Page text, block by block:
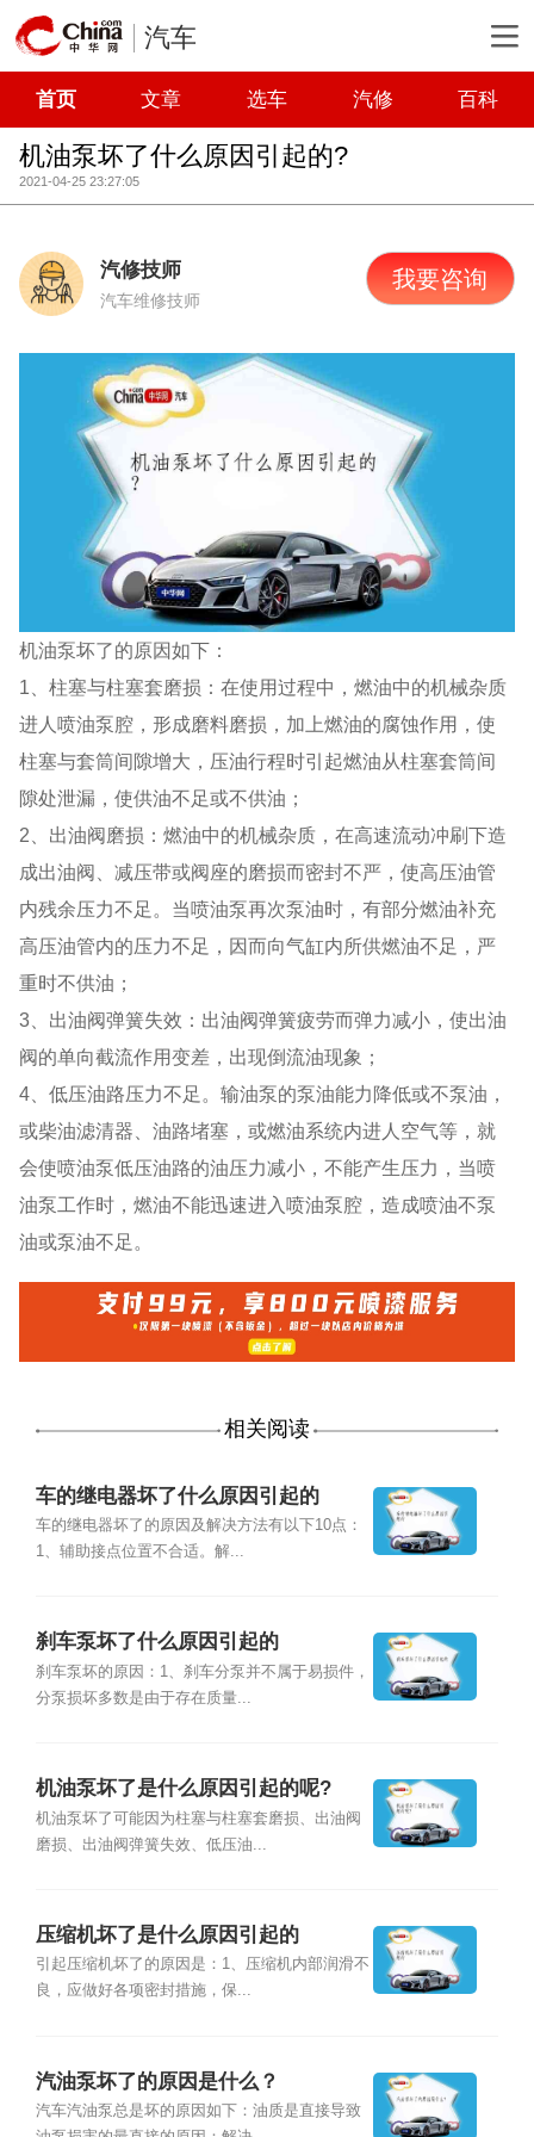
汽车
首页 文章 选车 汽修 百科
机油泵坏了什么原因引起的?
2021-04-25 23:27:05
汽修技师
汽车维修技师
我要咨询
机油泵坏了的原因如下：
1、柱塞与柱塞套磨损：在使用过程中，燃油中的机械杂质
进人喷油泵腔，形成磨料磨损，加上燃油的腐蚀作用，使
柱塞与套筒间隙增大，压油行程时引起燃油从柱塞套筒间
隙处泄漏，使供油不足或不供油；
2、出油阀磨损：燃油中的机械杂质，在高速流动冲刷下造
成出油阀、减压带或阀座的磨损而密封不严，使高压油管
内残余压力不足。当喷油泵再次泵油时，有部分燃油补充
高压油管内的压力不足，因而向气缸内所供燃油不足，严
重时不供油；
3、出油阀弹簧失效：出油阀弹簧疲劳而弹力减小，使出油
阀的单向截流作用变差，出现倒流油现象；
4、低压油路压力不足。输油泵的泵油能力降低或不泵油，
或柴油滤清器、油路堵塞，或燃油系统内进人空气等，就
会使喷油泵低压油路的油压力减小，不能产生压力，当喷
油泵工作时，燃油不能迅速进入喷油泵腔，造成喷油不泵
油或泵油不足。
相关阅读
车的继电器坏了什么原因引起的
车的继电器坏了的原因及解决方法有以下10点：
1、辅助接点位置不合适。解...
刹车泵坏了什么原因引起的
刹车泵坏的原因：1、刹车分泵并不属于易损件，
分泵损坏多数是由于存在质量...
机油泵坏了是什么原因引起的呢?
机油泵坏了可能因为柱塞与柱塞套磨损、出油阀
磨损、出油阀弹簧失效、低压油...
压缩机坏了是什么原因引起的
引起压缩机坏了的原因是：1、压缩机内部润滑不
良，应做好各项密封措施，保...
汽油泵坏了的原因是什么？
汽车汽油泵总是坏的原因如下：油质是直接导致